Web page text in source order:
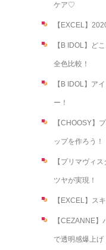
ケア♡
【EXCEL】
【B IDOL】ど
全色比較！
【B IDOL】ア
ー！
【CHOOSY】
ップを作ろう！
【プリマヴィ
ツヤが実現！
【EXCEL】ス
【CEZANNE
で透明感爆上げ